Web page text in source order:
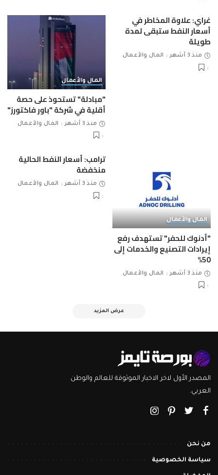
غراي: علاوة المخاطر في
أسعار النفط ستبقى لمدة
طويلة
منذ 3 أشهر المال والأعمال
المال والأعمال
"مبادلة" تستحوذ على حصة
أقلية في شركة "باور فاكتورز"
منذ 3 أشهر المال والأعمال
المال والأعمال
"أدنوك للحفر" تستهدف رفع
إيرادات التصنيع والخدمات إلى
50%
منذ 3 أشهر المال والأعمال
ترامب: أسعار النفط الحالية
منخفضة
منذ 3 أشهر المال والأعمال
عرض المزيد
المصدر الأول لاخر الاخبار الموثوقة للعالم والوطن
العربي.
من نحن
سياسة الخصوصية